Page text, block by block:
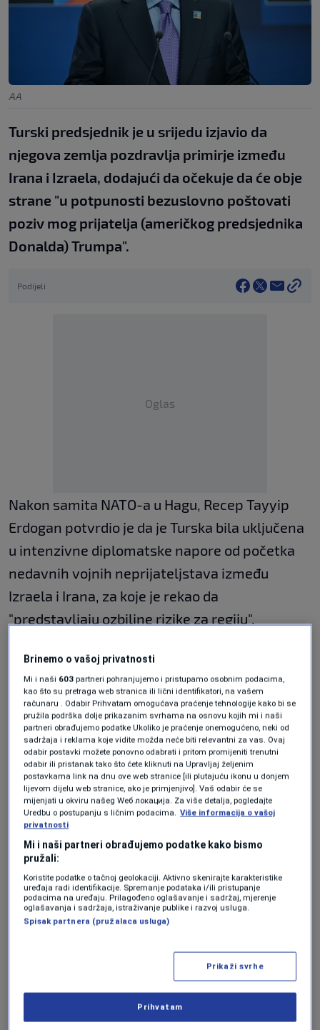
AA
Turski predsjednik je u srijedu izjavio da
njegova zemlja pozdravlja primirje između
Irana i Izraela, dodajući da očekuje da će obje
strane "u potpunosti bezuslovno poštovati
poziv mog prijatelja (američkog predsjednika
Donalda) Trumpa".
Podijeli
Oglas
Nakon samita NATO-a u Hagu, Recep Tayyip
Erdogan potvrdio je da je Turska bila uključena
u intenzivne diplomatske napore od početka
nedavnih vojnih neprijateljstava između
Izraela i Irana, za koje je rekao da
"predstavljaju ozbiljne rizike za regiju".
"Kao i sve zemlje u regiji, sigurnost Izraela
zavisi od stabilnosti, mira i prosperiteta
njegovih susjeda", rekao je Erdogan, dodajući:
"Izraelski napadi pretvorili su humanitarnu
tragediju Gaze u katastrofu koju nijedna osoba
sa savješću ne može ignorisati."
Ponovio je uvjerenje Ankare da su "trajna
rješenja s Iranom moguća samo kroz
diplomatiju i dijalog", naglašavajući da je "naša
regija puna primjera koji pokazuju da rat i
uništenje ne vode nikuda".
primirje biti transformisano u trajni mir",
naglašavajući da "svi moraju preuzeti
odgovornost za postizanje mira na Bliskom
Brinemo o vašoj privatnosti
Mi i naši 603 partneri pohranjujemo i pristupamo osobnim podacima,
kao što su pretraga web stranica ili lični identifikatori, na vašem
računaru . Odabir Prihvatam omogućava praćenje tehnologije kako bi se
pružila podrška dolje prikazanim svrhama na osnovu kojih mi i naši
partneri obrađujemo podatke Ukoliko je praćenje onemogućeno, neki od
sadržaja i reklama koje vidite možda neće biti relevantni za vas. Ovaj
odabir postavki možete ponovno odabrati i pritom promijeniti trenutni
odabir ili pristanak tako što ćete kliknuti na Upravljaj željenim
postavkama link na dnu ove web stranice [ili plutajuću ikonu u donjem
lijevom dijelu web stranice, ako je primjenjivo]. Vaš odabir će se
mijenjati u okviru našeg Wеб локација. Za više detalja, pogledajte
Uredbu o postupanju s ličnim podacima. Više informacija o vašoj
privatnosti
Mi i naši partneri obrađujemo podatke kako bismo
pružali:
Koristite podatke o tačnoj geolokaciji. Aktivno skenirajte karakteristike
uređaja radi identifikacije. Spremanje podataka i/ili pristupanje
podacima na uređaju. Prilagođeno oglašavanje i sadržaj, mjerenje
oglašavanja i sadržaja, istraživanje publike i razvoj usluga.
Spisak partnera (pružalaca usluga)
Prikaži svrhe
Prihvatam